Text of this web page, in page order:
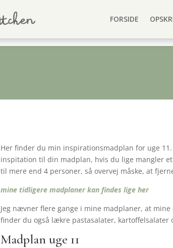
FORSIDE
Her finder du min inspirationsmadplan for uge
inspitation til din madplan, hvis du lige mangler
til mere end 4 personer, så overvej måske, at
mine tidligere madplaner kan findes lige her
Jeg nævner flere gange i mine madplaner, at
finder du også lækre pastasalater, kartoffelsalater
Madplan uge 11